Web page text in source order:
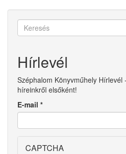
Keresés
Hírlevél
Széphalom Könyvműhely Hírlevél
híreinkről elsőként!
E-mail *
CAPTCHA